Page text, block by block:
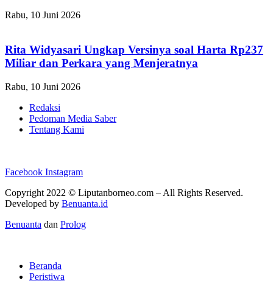
Rabu, 10 Juni 2026
Rita Widyasari Ungkap Versinya soal Harta Rp237
Miliar dan Perkara yang Menjeratnya
Rabu, 10 Juni 2026
Redaksi
Pedoman Media Saber
Tentang Kami
Facebook Instagram
Copyright 2022 © Liputanborneo.com – All Rights Reserved.
Developed by Benuanta.id
Benuanta dan Prolog
Beranda
Peristiwa